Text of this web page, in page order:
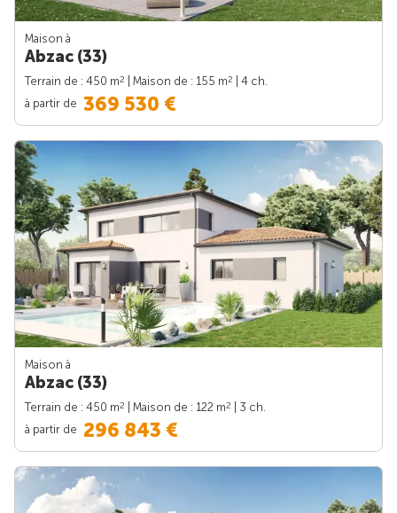
Maison à
Abzac (33)
Terrain de : 450 m2 | Maison de : 155 m2
| 4 ch.
à partir de 369 530 €
Maison à
Abzac (33)
Terrain de : 450 m2 | Maison de : 122 m2
| 3 ch.
à partir de 296 843 €